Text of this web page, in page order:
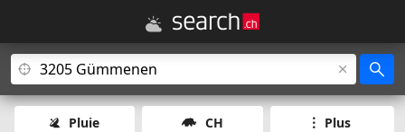
Pluie CH Plus